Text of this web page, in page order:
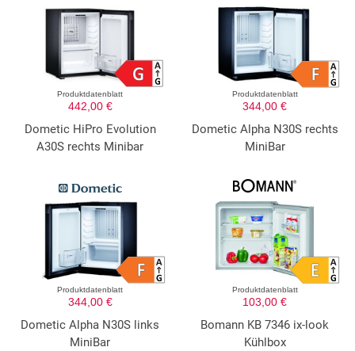
Produktdatenblatt
442,00 €
Dometic HiPro Evolution
A30S rechts Minibar
Produktdatenblatt
344,00 €
Dometic Alpha N30S rechts
MiniBar
Produktdatenblatt
344,00 €
Dometic Alpha N30S links
MiniBar
Produktdatenblatt
103,00 €
Bomann KB 7346 ix-look
Kühlbox